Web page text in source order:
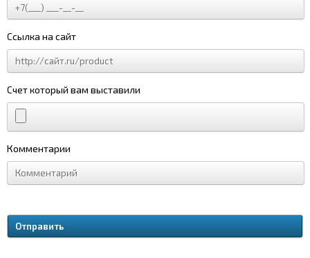
Ссылка на сайт
Счет который вам выставили
Комментарии